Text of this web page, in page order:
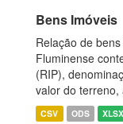
Bens Imóveis
Relação de
Fluminense
(RIP),
valor do terreno,
CSV ODS XLSX